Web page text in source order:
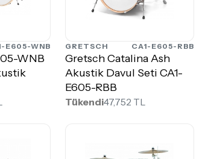
E605-WNB
WNB
GRETSCH CA1-E605-RBB
Gretsch Catalina Ash
Akustik Davul Seti CA1-
E605-RBB
Tükendi47,752 TL